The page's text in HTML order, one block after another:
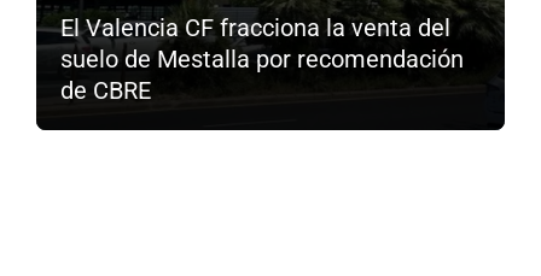
El Valencia CF fracciona la venta del
suelo de Mestalla por recomendación
de CBRE